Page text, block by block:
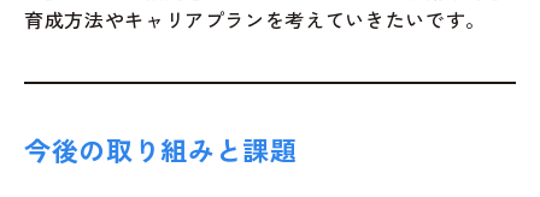
育成方法やキャリアプランを考えていきたいです。
今後の取り組みと課題